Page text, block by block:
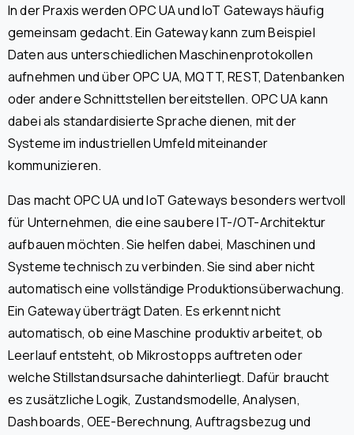
In der Praxis werden OPC UA und IoT Gateways häufig
gemeinsam gedacht. Ein Gateway kann zum Beispiel
Daten aus unterschiedlichen Maschinenprotokollen
aufnehmen und über OPC UA, MQTT, REST, Datenbanken
oder andere Schnittstellen bereitstellen. OPC UA kann
dabei als standardisierte Sprache dienen, mit der
Systeme im industriellen Umfeld miteinander
kommunizieren.
Das macht OPC UA und IoT Gateways besonders wertvoll
für Unternehmen, die eine saubere IT-/OT-Architektur
aufbauen möchten. Sie helfen dabei, Maschinen und
Systeme technisch zu verbinden. Sie sind aber nicht
automatisch eine vollständige Produktionsüberwachung.
Ein Gateway überträgt Daten. Es erkennt nicht
automatisch, ob eine Maschine produktiv arbeitet, ob
Leerlauf entsteht, ob Mikrostopps auftreten oder
welche Stillstandsursache dahinterliegt. Dafür braucht
es zusätzliche Logik, Zustandsmodelle, Analysen,
Dashboards, OEE-Berechnung, Auftragsbezug und